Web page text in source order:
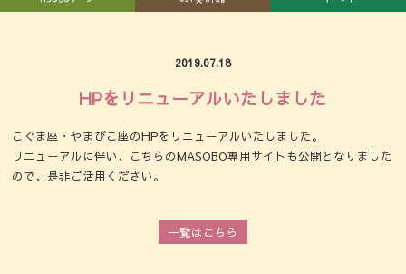
2019.07.18
HPをリニューアルいたしました
こぐま座・やまびこ座のHPをリニューアルいたしました。
リニューアルに伴い、こちらのMASOBO専用サイトも公開となりました
ので、是非ご活用ください。
一覧はこちら